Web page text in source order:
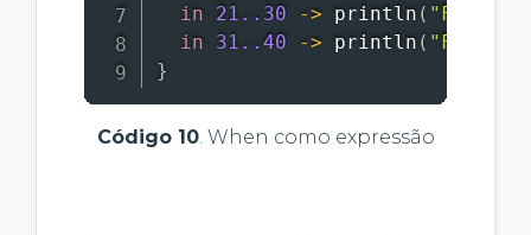
in
21. .30 -> println ( "Fileira
in
31. .40 -> println ( "Fileira
}
Código 10. When como expressão